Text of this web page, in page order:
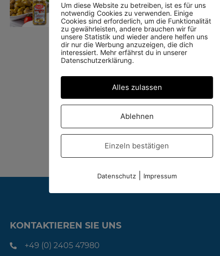
Yedoy Dürüm Wrap
KONTAKTIEREN SIE UNS
+49 (0) 2405 47980
Um diese Website zu betreiben, ist es für uns
notwendig Cookies zu verwenden. Einige
Cookies sind erforderlich, um die Funktionalität
zu gewährleisten, andere brauchen wir für
unsere Statistik und wieder andere helfen uns
dir nur die Werbung anzuzeigen, die dich
interessiert. Mehr erfährst du in unserer
Datenschutzerklärung.
Alles zulassen
Ablehnen
Einzeln bestätigen
Datenschutz| Impressum